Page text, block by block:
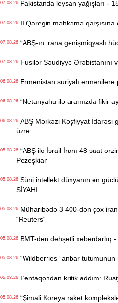
07.08.26Pakistanda leysan yağışları -
07.08.26II Qaregin məhkəmə qarşısına
07.08.26“ABŞ-ın İrana genişmiqyaslı
07.08.26Husilər Səudiyyə Ərəbistanını
06.08.26Ermənistan suriyalı ermənilərə
06.08.26“Netanyahu ilə aramızda fikir
06.08.26ABŞ Mərkəzi Kəşfiyyat İdarəsi
üzrə
05.08.26“ABŞ ilə İsrail İranı 48 saat
Pezeşkian
05.08.26Süni intellekt dünyanın ən
SİYAHI
05.08.26Müharibədə 3 400-dən çox
“Reuters“
05.08.26BMT-dən dəhşətli xəbərdarlıq
05.08.26“Wildberries” anbar tutumunun
05.08.26Pentaqondan kritik addım:
05.08.26“Şimali Koreya raket